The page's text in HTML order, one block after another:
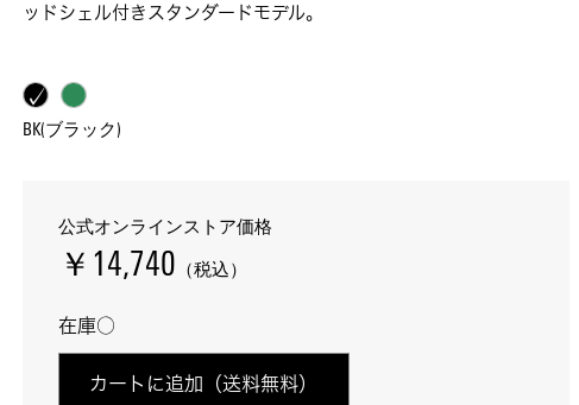
ッドシェル付きスタンダードモデル。
BK(ブラック)
公式オンラインストア価格
￥14,740 （税込）
在庫○
カートに追加 （送料無料）